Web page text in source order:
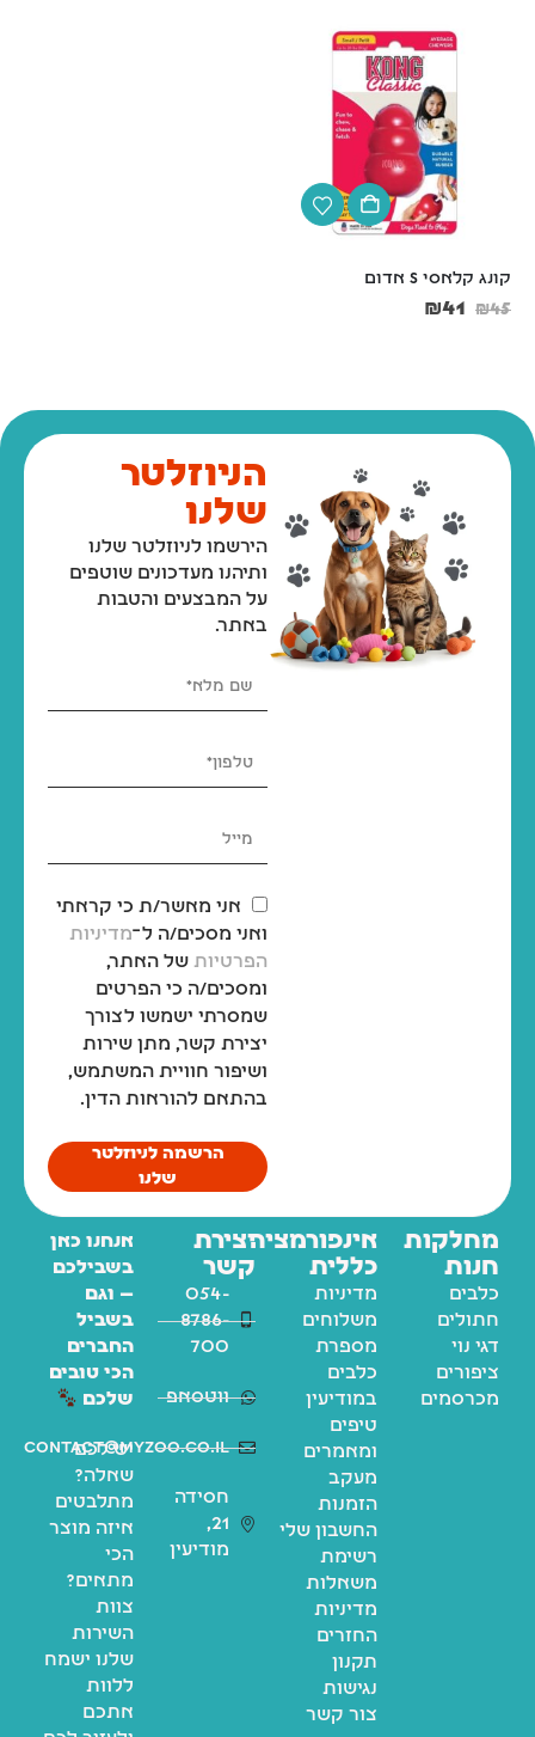
קונג קלאסי S אדום
₪45
₪41
הניוזלטר
שלנו
הירשמו לניוזלטר שלנו
ותיהנו מעדכונים שוטפים
על המבצעים והטבות
באתר.
אני מאשר/ת כי קראתי
ואני מסכים/ה ל־מדיניות
הפרטיות של האתר,
ומסכים/ה כי הפרטים
שמסרתי ישמשו לצורך
יצירת קשר, מתן שירות
ושיפור חוויית המשתמש,
בהתאם להוראות הדין.
הרשמה לניוזלטר
שלנו
מחלקות
חנות
כלבים
חתולים
דגי נוי
ציפורים
מכרסמים
אינפורמציה
כללית
מדיניות
משלוחים
מספרת
כלבים
במודיעין
טיפים
ומאמרים
מעקב
הזמנות
החשבון שלי
רשימת
משאלות
מדיניות
החזרים
תקנון
נגישות
צור קשר
יצירת
קשר
054-
8786-
700
ווטסאפ
contact@myzoo.co.il
חסידה
21,
מודיעין
אנחנו כאן
בשבילכם
— וגם
בשביל
החברים
הכי טובים
שלכם
יש לכם
שאלה?
מתלבטים
איזה מוצר
הכי
מתאים?
צוות
השירות
שלנו ישמח
ללוות
אתכם